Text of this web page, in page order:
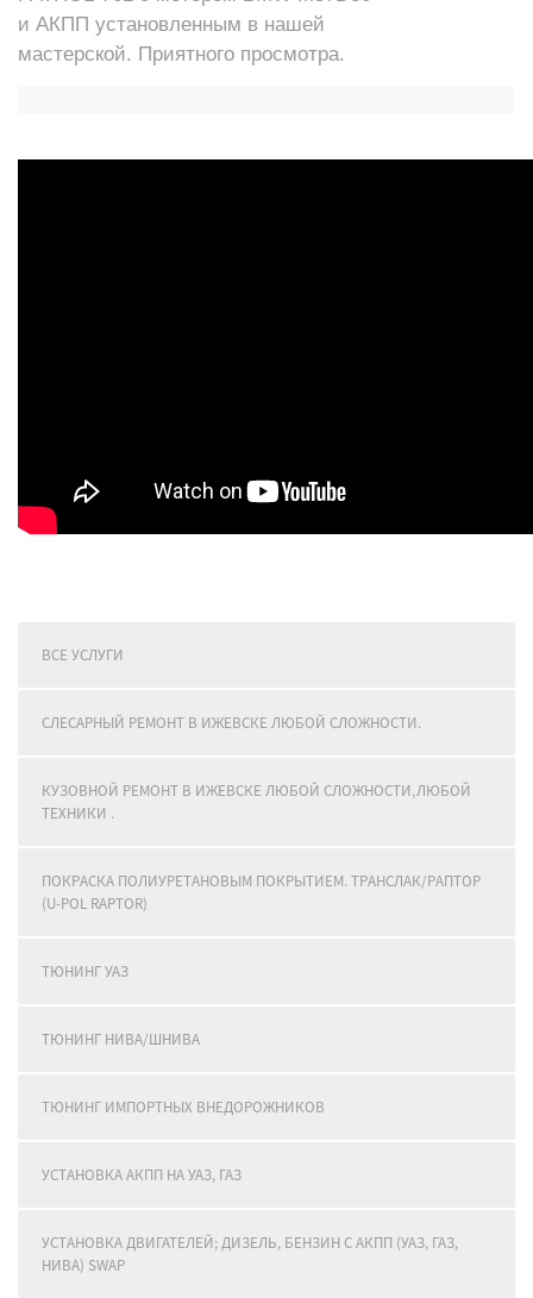
и АКПП установленным в нашей
мастерской. Приятного просмотра.
ВСЕ УСЛУГИ
СЛЕСАРНЫЙ РЕМОНТ В ИЖЕВСКЕ ЛЮБОЙ СЛОЖНОСТИ.
КУЗОВНОЙ РЕМОНТ В ИЖЕВСКЕ ЛЮБОЙ СЛОЖНОСТИ,ЛЮБОЙ
ТЕХНИКИ .
ПОКРАСКА ПОЛИУРЕТАНОВЫМ ПОКРЫТИЕМ. ТРАНСЛАК/РАПТОР
(U-POL RAPTOR)
ТЮНИНГ УАЗ
ТЮНИНГ НИВА/ШНИВА
ТЮНИНГ ИМПОРТНЫХ ВНЕДОРОЖНИКОВ
УСТАНОВКА АКПП НА УАЗ, ГАЗ
УСТАНОВКА ДВИГАТЕЛЕЙ; ДИЗЕЛЬ, БЕНЗИН С АКПП (УАЗ, ГАЗ,
НИВА) SWAP